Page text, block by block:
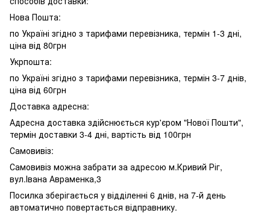
Нова Пошта:
по Україні згідно з тарифами перевізника, термін 1-3 дні,
ціна від 80грн
Укрпошта:
по Україні згідно з тарифами перевізника, термін 3-7 днів,
ціна від 60грн
Доставка адресна:
Адресна доставка здійснюється кур'єром "Нової Пошти",
термін доставки 3-4 дні, вартість від 100грн
Самовивіз:
Самовивіз можна забрати за адресою м.Кривий Ріг,
вул.Івана Авраменка,3
Посилка зберігається у відділенні 6 днів, на 7-й день
автоматично повертається відправнику.